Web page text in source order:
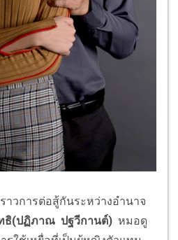
ราวการต่อสู้กันระหว่างอำนาจ
ธิ(ปฏิภาณ ปฐวีกานต์) หมอดู